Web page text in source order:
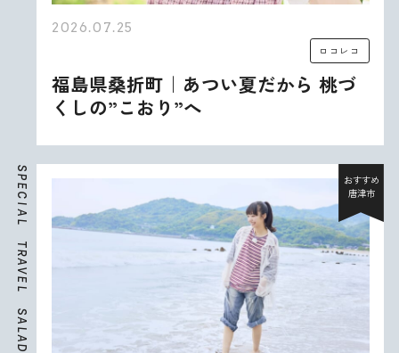
2026.07.25
ロコレコ
福島県桑折町｜あつい夏だから 桃づ
くしの”こおり”へ
S
P
E
C
I
A
L
T
R
A
V
E
L
S
A
L
A
D
おすすめ
唐津市